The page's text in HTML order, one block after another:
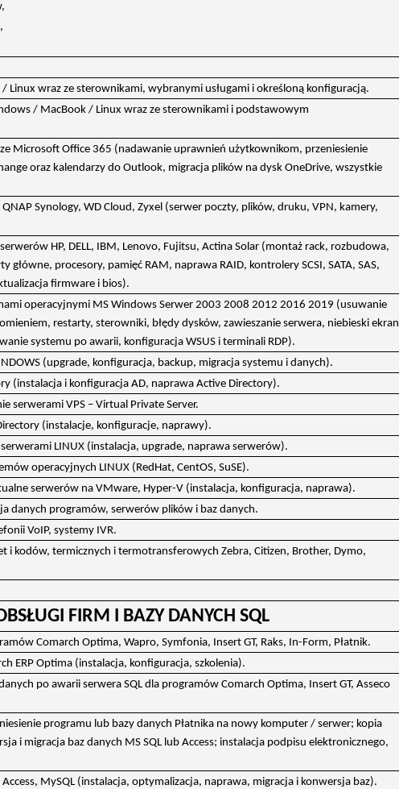
Linux wraz ze sterownikami, wybranymi usługami i określoną konfiguracją.
/ MacBook / Linux wraz ze sterownikami i podstawowym
Microsoft Office 365 (nadawanie uprawnień użytkownikom, przeniesienie
oraz kalendarzy do Outlook, migracja plików na dysk OneDrive, wszystkie
Synology, WD Cloud, Zyxel (serwer poczty, plików, druku, VPN, kamery,
HP, DELL, IBM, Lenovo, Fujitsu, Actina Solar (montaż rack, rozbudowa,
główne, procesory, pamięć RAM, naprawa RAID, kontrolery SCSI, SATA, SAS,
firmware i bios).
operacyjnymi MS Windows Serwer 2003 2008 2012 2016 2019 (usuwanie
restarty, sterowniki, błędy dysków, zawieszanie serwera, niebieski ekran
systemu po awarii, konfiguracja WSUS i terminali RDP).
(upgrade, konfiguracja, backup, migracja systemu i danych).
(instalacja i konfiguracja AD, naprawa Active Directory).
serwerami VPS – Virtual Private Server.
(instalacje, konfiguracje, naprawy).
LINUX (instalacja, upgrade, naprawa serwerów).
operacyjnych LINUX (RedHat, CentOS, SuSE).
serwerów na VMware, Hyper-V (instalacja, konfiguracja, naprawa).
danych programów, serwerów plików i baz danych.
VoIP, systemy IVR.
i kodów, termicznych i termotransferowych Zebra, Citizen, Brother, Dymo,
FIRM I BAZY DANYCH SQL
Comarch Optima, Wapro, Symfonia, Insert GT, Raks, In-Form, Płatnik.
ERP Optima (instalacja, konfiguracja, szkolenia).
po awarii serwera SQL dla programów Comarch Optima, Insert GT, Asseco
programu lub bazy danych Płatnika na nowy komputer / serwer; kopia
i migracja baz danych MS SQL lub Access; instalacja podpisu elektronicznego,
Access, MySQL (instalacja, optymalizacja, naprawa, migracja i konwersja baz).